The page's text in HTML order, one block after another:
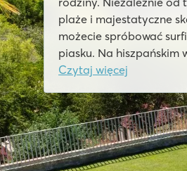
plaże i majestatyczne
możecie spróbować
piasku. Na hiszpańskim
morzem i pysznym
Czytaj więcej